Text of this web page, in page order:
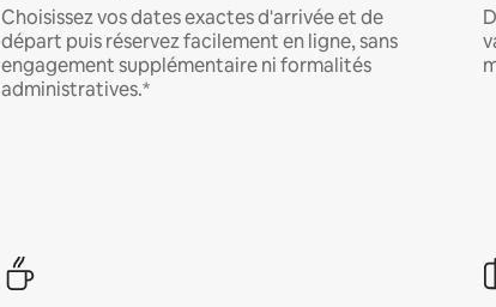
Choisissez vos dates exactes d'arrivée et de
départ puis réservez facilement en ligne, sans
engagement supplémentaire ni formalités
administratives.*